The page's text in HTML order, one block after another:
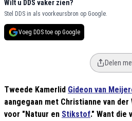
Wilt u DDS vaker zien?
Stel DDS in als voorkeursbron op Google.
Voeg DDS toe op Google
Delen
Tweede Kamerlid Gideon van
aangegaan met Christianne van
voor "Natuur en Stikstof." Want die